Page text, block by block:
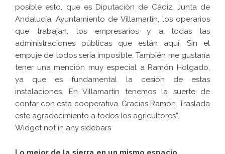
posible esto, que es Diputación de Cádiz, Junta de
Andalucía, Ayuntamiento de Villamartín, los operarios
que trabajan, los empresarios y a todas las
administraciones públicas que están aquí. Sin el
empuje de todos sería imposible. También me gustaría
tener una mención muy especial a Ramón Holgado,
ya que es fundamental la cesión de estas
instalaciones. En Villamartín tenemos la suerte de
contar con esta cooperativa. Gracias Ramón. Traslada
este agradecimiento a todos los agricultores”.
Widget not in any sidebars